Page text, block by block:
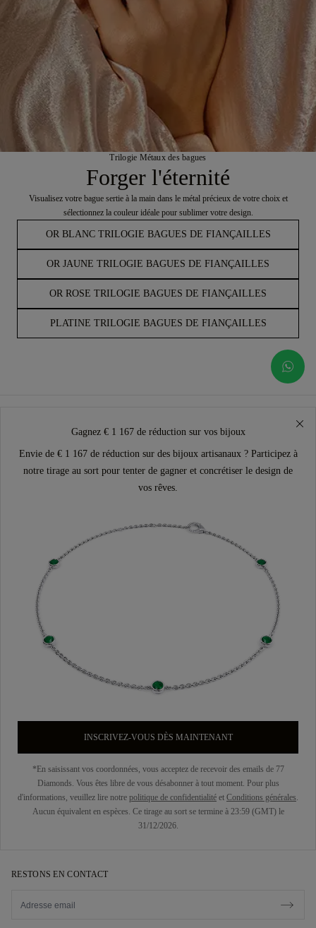
Trilogie Métaux des bagues
Forger l'éternité
Visualisez votre bague sertie à la main dans le métal précieux de votre choix et
sélectionnez la couleur idéale pour sublimer votre design.
OR BLANC TRILOGIE BAGUES DE FIANÇAILLES
OR JAUNE TRILOGIE BAGUES DE FIANÇAILLES
OR ROSE TRILOGIE BAGUES DE FIANÇAILLES
PLATINE TRILOGIE BAGUES DE FIANÇAILLES
Gagnez € 1 167 de réduction sur vos bijoux
Envie de € 1 167 de réduction sur des bijoux artisanaux ? Participez à
notre tirage au sort pour tenter de gagner et concrétiser le design de
vos rêves.
INSCRIVEZ-VOUS DÈS MAINTENANT
*En saisissant vos coordonnées, vous acceptez de recevoir des emails de 77
Diamonds. Vous êtes libre de vous désabonner à tout moment. Pour plus
d'informations, veuillez lire notre politique de confidentialité et Conditions générales.
Aucun équivalent en espèces. Ce tirage au sort se termine à 23:59 (GMT) le
31/12/2026.
RESTONS EN CONTACT